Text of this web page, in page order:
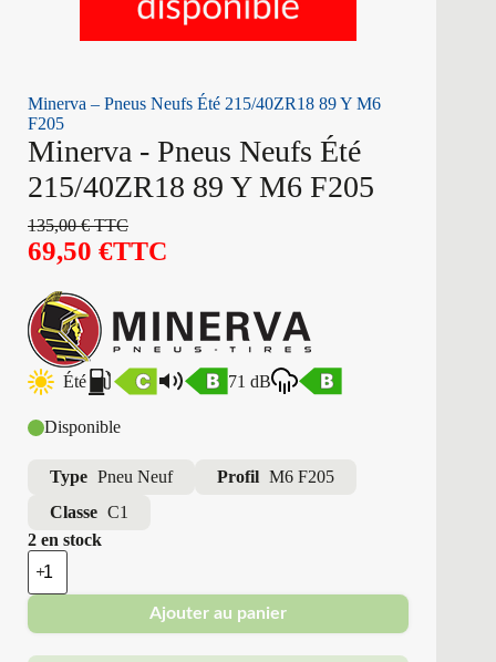
Minerva – Pneus Neufs Été 215/40ZR18 89 Y M6
F205
Minerva - Pneus Neufs Été
215/40ZR18 89 Y M6 F205
135,00€TTC
69,50 €TTC
Été 71 dB
Disponible
Type Pneu Neuf Profil M6 F205
Classe C1
2 en stock
quantité
de
Minerva
Pneus
Neufs
Ajouter au panier